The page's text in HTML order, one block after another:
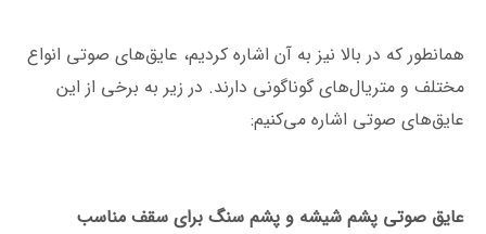
همانطور که در بالا نیز به آن اشاره کردیم، عایق‌های صوتی انواع
مختلف و متریال‌های گوناگونی دارند. در زیر به برخی از این
عایق‌های صوتی اشاره می‌کنیم:
عایق صوتی پشم شیشه و پشم سنگ برای سقف مناسب